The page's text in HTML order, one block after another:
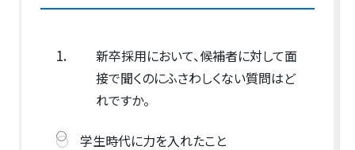
1.
新卒採用において、候補者に対して面
接で聞くのにふさわしくない質問はど
れですか。
学生時代に力を入れたこと